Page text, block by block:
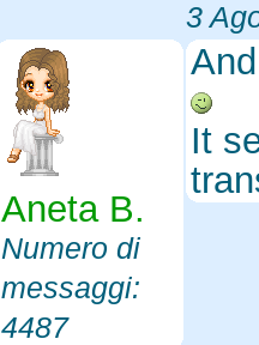
3
Aneta B.
Numero di
messaggi:
4487
It